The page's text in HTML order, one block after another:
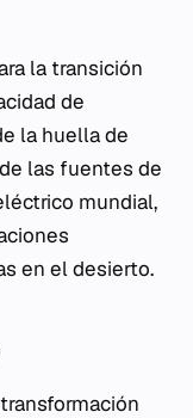
la transición
de
la huella de
las fuentes de
mundial,
en el desierto.